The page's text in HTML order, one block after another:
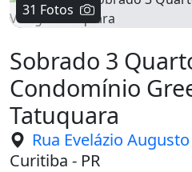
31 Fotos
Sobrado 3
Condomínio
Tatuquara
Rua Evelázio
Curitiba - PR